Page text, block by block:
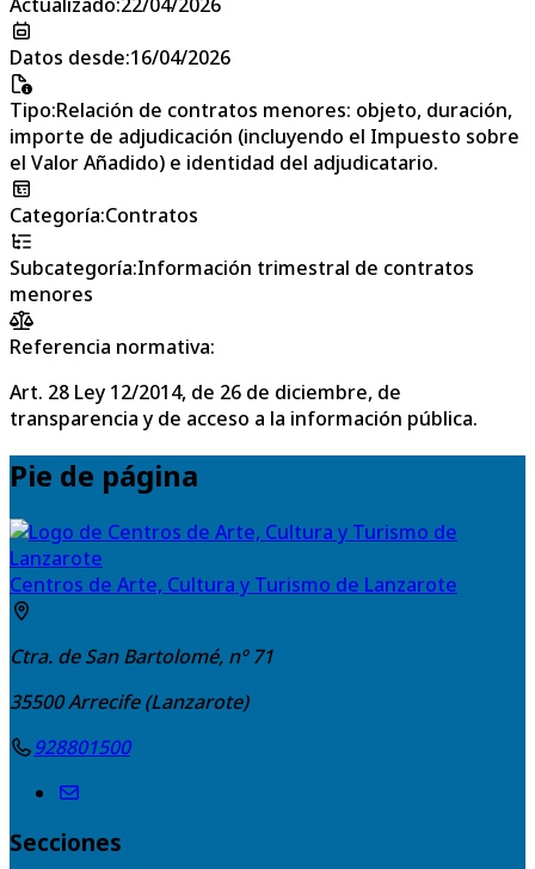
Datos desde:16/04/2026
Tipo:Relación de contratos menores: objeto, duración,
importe de adjudicación (incluyendo el Impuesto sobre
el Valor Añadido) e identidad del adjudicatario.
Categoría:Contratos
Subcategoría:Información trimestral de contratos
menores
Referencia normativa:
Art. 28 Ley 12/2014, de 26 de diciembre, de
transparencia y de acceso a la información pública.
Pie de página
Centros de Arte, Cultura y Turismo de Lanzarote
Ctra. de San Bartolomé, nº 71
35500Arrecife (Lanzarote)
928801500
Secciones